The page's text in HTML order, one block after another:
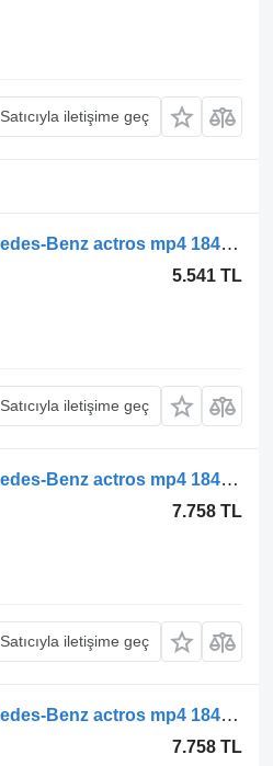
Satıcıyla iletişime geç
Mercedes-Benz Actros MP4 Antos Arocs (2012-) çekici için Mercedes-Benz actros mp4 1840 (01.12-) A9483571101 difrensiyel mili
5.541 TL
Satıcıyla iletişime geç
Mercedes-Benz Actros MP4 Antos Arocs (2012-) çekici için Mercedes-Benz actros mp4 1840 (01.12-) A9603202802 makas
7.758 TL
Satıcıyla iletişime geç
Mercedes-Benz Actros MP4 Antos Arocs (2012-) çekici için Mercedes-Benz actros mp4 1840 (01.12-) A9603202802 makas
7.758 TL